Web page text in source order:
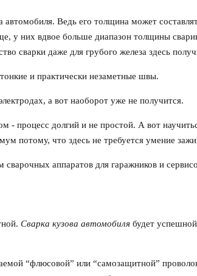
автомобиля. Ведь его толщина может
у них вдвое больше диапазон толщины
сварки даже для грубого железа здесь
и практически незаметные швы.
а вот наоборот уже не получится.
- процесс долгий и не простой. А вот
потому, что здесь не требуется умение
аппаратов для гаражников и
Сварка кузова автомобиля будет
“флюсовой” или “самозащитной”